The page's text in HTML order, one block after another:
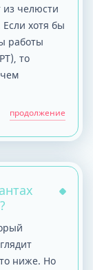
из челюсти
хотя бы
работы
то
продолжение
ниже. Но